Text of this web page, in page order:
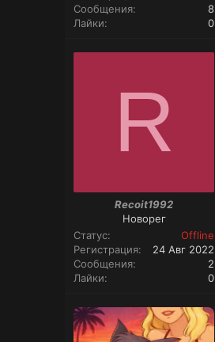
Сообщения
8
Лайки
0
R
Recoit1992
Новорег
Статус
Offline
Регистрация
24 Авг 2022
Сообщения
2
Лайки
0